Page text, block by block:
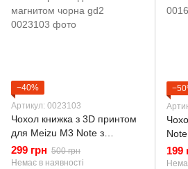
−40%
Артикул: 0023103
Чохол книжка з 3D принтом
для Meizu M3 Note з
екошкіри із підставкою та
магнитом чорна gd2
299 грн 500 грн
Немає в наявності
м3
199